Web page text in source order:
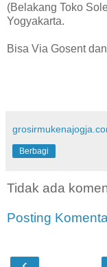
(Belakang Toko
Yogyakarta.
Bisa Via Gosent
Berbagi
Tidak ada
Posting